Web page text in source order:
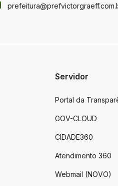
Servidor
Portal da
GOV-CLOUD
CIDADE360
Atendimento 360
Webmail (NOVO)